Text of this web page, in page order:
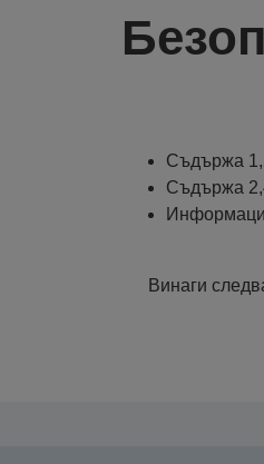
Съдържа
Съдържа
Винаги